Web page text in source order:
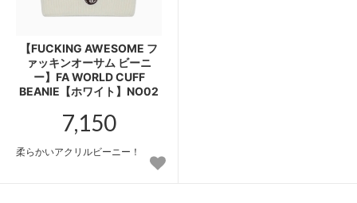
【FUCKING AWESOME フ
ァッキンオーサム ビーニ
ー】FA WORLD CUFF
BEANIE【ホワイト】NO02
7,150
柔らかいアクリルビーニー！